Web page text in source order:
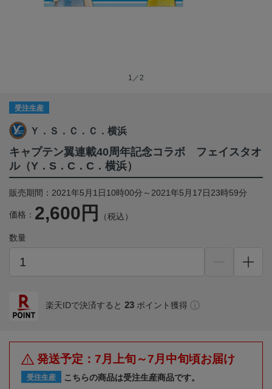
1／2
受注生産
Ｙ．Ｓ．Ｃ．Ｃ．横浜
キャプテン翼連載40周年記念コラボ フェイスタオ
ル（Y．S．C．C．横浜）
販売期間：2021年5月1日10時00分～2021年5月17日23時59分
価格： 2,600円 （税込）
数量
楽天IDで決済すると 23 ポイント獲得
発送予定：7月上旬～7月中旬頃お届け
受注生産
こちらの商品は受注生産商品です。